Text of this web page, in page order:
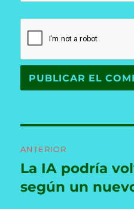
de
entradas
ANTERIOR
Entrada
anterior:
La IA podría
según un